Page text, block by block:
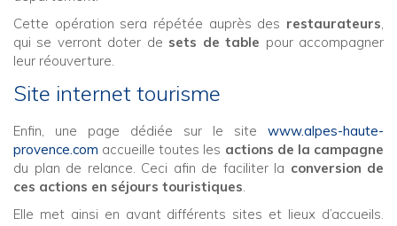
Cette opération sera répétée auprès des restaurateurs
qui se verront doter de sets de table pour accompagner
leur réouverture.
Site internet tourisme
Enfin, une page dédiée sur le site www.alpes-haute-
provence.com accueille toutes les actions de la campagne
du plan de relance. Ceci afin de faciliter la conversion de
ces actions en séjours touristiques
Elle met ainsi en avant différents sites et lieux d’accueils.